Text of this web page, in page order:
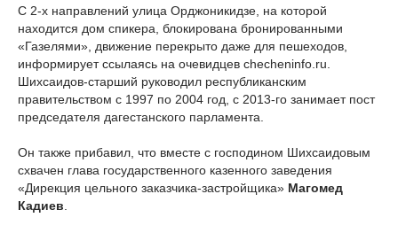
С 2-х направлений улица Орджоникидзе, на которой
находится дом спикера, блокирована бронированными
«Газелями», движение перекрыто даже для пешеходов,
информирует ссылаясь на очевидцев checheninfo.ru.
Шихсаидов-старший руководил республиканским
правительством с 1997 по 2004 год, с 2013-го занимает пост
председателя дагестанского парламента.
Он также прибавил, что вместе с господином Шихсаидовым
схвачен глава государственного казенного заведения
«Дирекция цельного заказчика-застройщика» Магомед
Кадиев